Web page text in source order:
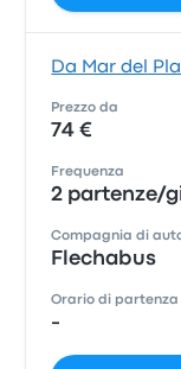
Da Mar del
Prezzo da
74 €
Frequenza
2 partenze/
Compagnia di
Flechabus
Orario di
-